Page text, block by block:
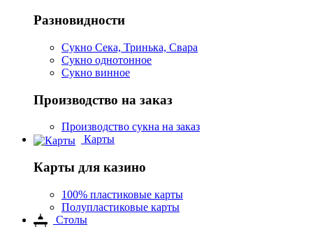
Разновидности
Сукно Сека, Тринька, Свара
Сукно однотонное
Сукно винное
Производство на заказ
Производство сукна на заказ
Карты
Карты для казино
100% пластиковые карты
Полупластиковые карты
Столы